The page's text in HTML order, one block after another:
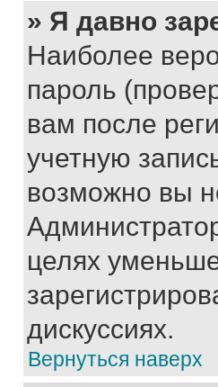
» Я давно
Наиболее
пароль
вам после
учетную
возможно вы
целях
дискуссиях.
Вернуться наверх